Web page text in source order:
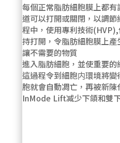
每個正常脂肪細胞膜上都
道可以打開或關閉，以調
程中，使用專利技術
持打開，令脂肪細胞膜上
讓不需要的物質
進入脂肪細胞，並使重要的
這過程令到細胞内環境將
胞就會自動凋亡，再被新
InMode Lift减少下頜和雙